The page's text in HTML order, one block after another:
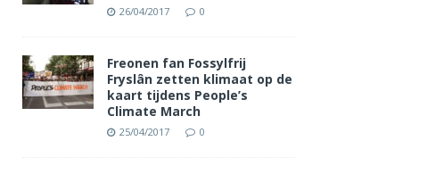
26/04/2017 0
Freonen fan Fossylfrij
Fryslân zetten klimaat op de
kaart tijdens People’s
Climate March
25/04/2017 0